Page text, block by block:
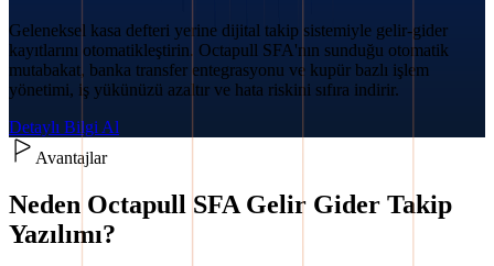
Geleneksel kasa defteri yerine dijital takip sistemiyle gelir-gider
kayıtlarını otomatikleştirin. Octapull SFA'nın sunduğu otomatik
mutabakat, banka transfer entegrasyonu ve kupür bazlı işlem
yönetimi, iş yükünüzü azaltır ve hata riskini sıfıra indirir.
Detaylı Bilgi Al
Avantajlar
Neden Octapull SFA Gelir Gider Takip
Yazılımı?